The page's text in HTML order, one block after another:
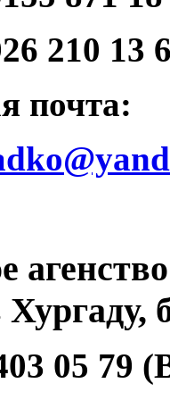
13 64
почта:
05 79